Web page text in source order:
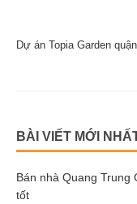
Dự án Topia Garden
BÀI VIẾT MỚI
Bán nhà Quang Trung
tốt